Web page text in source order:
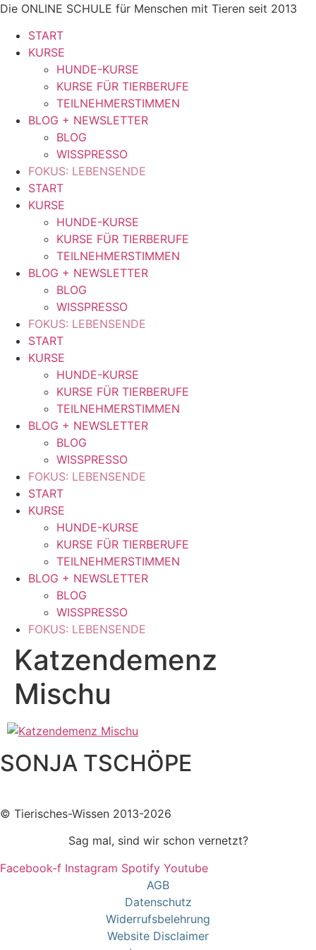
Zum
springen
Die ONLINE SCHULE für Menschen mit Tieren seit 2013
START
KURSE
HUNDE-KURSE
KURSE FÜR TIERBERUFE
TEILNEHMERSTIMMEN
BLOG + NEWSLETTER
BLOG
WISSPRESSO
FOKUS: LEBENSENDE
START
KURSE
HUNDE-KURSE
KURSE FÜR TIERBERUFE
TEILNEHMERSTIMMEN
BLOG + NEWSLETTER
BLOG
WISSPRESSO
FOKUS: LEBENSENDE
START
KURSE
HUNDE-KURSE
KURSE FÜR TIERBERUFE
TEILNEHMERSTIMMEN
BLOG + NEWSLETTER
BLOG
WISSPRESSO
FOKUS: LEBENSENDE
START
KURSE
HUNDE-KURSE
KURSE FÜR TIERBERUFE
TEILNEHMERSTIMMEN
BLOG + NEWSLETTER
BLOG
WISSPRESSO
FOKUS: LEBENSENDE
Katzendemenz
Mischu
SONJA TSCHÖPE
© Tierisches-Wissen 2013-2026
Sag mal, sind wir schon vernetzt?
Facebook-f Instagram Spotify Youtube
AGB
Datenschutz
Widerrufsbelehrung
Website Disclaimer